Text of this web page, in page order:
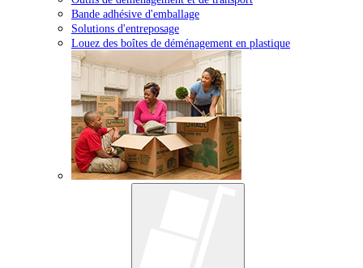
Bande adhésive d'emballage
Solutions d'entreposage
Louez des boîtes de déménagement en plastique